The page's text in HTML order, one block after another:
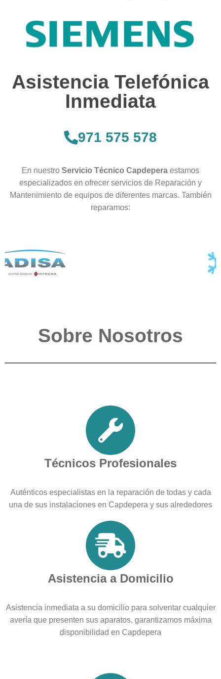
Asistencia Telefónica
Inmediata
971 575 578
En nuestro Servicio Técnico Capdepera estamos
especializados en ofrecer servicios de Reparación y
Mantenimiento de equipos de diferentes marcas. También
reparamos:
Sobre Nosotros
Técnicos Profesionales
Auténticos especialistas en la reparación de todas y cada
una de sus instalaciones en Capdepera y sus alrededores
Asistencia a Domicilio
Asistencia inmediata a su domicilio para solventar cualquier
avería que presenten sus aparatos, garantizamos máxima
disponibilidad en Capdepera